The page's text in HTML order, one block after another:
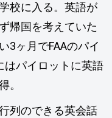
校に入る。英語が
帰国を考えていた
3ヶ月でFAAのパイ
はパイロットに英語
。
列のできる英会話